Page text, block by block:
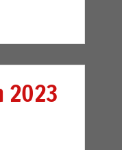
2023